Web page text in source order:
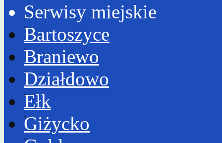
Serwisy miejskie
Bartoszyce
Braniewo
Działdowo
Ełk
Giżycko